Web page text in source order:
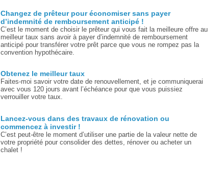
Changez de prêteur pour économiser sans payer
d’indemnité de remboursement anticipé !
C’est le moment de choisir le prêteur qui vous fait la meilleure offre au
meilleur taux sans avoir à payer d’indemnité de remboursement
anticipé pour transférer votre prêt parce que vous ne rompez pas la
convention hypothécaire.
Obtenez le meilleur taux
Faites-moi savoir votre date de renouvellement, et je communiquerai
avec vous 120 jours avant l’échéance pour que vous puissiez
verrouiller votre taux.
Lancez-vous dans des travaux de rénovation ou
commencez à investir !
C’est peut-être le moment d’utiliser une partie de la valeur nette de
votre propriété pour consolider des dettes, rénover ou acheter un
chalet !